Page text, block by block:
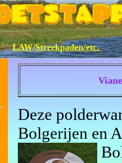
LAW/Streekpaden/etc.
Deze
Bolgerijen en